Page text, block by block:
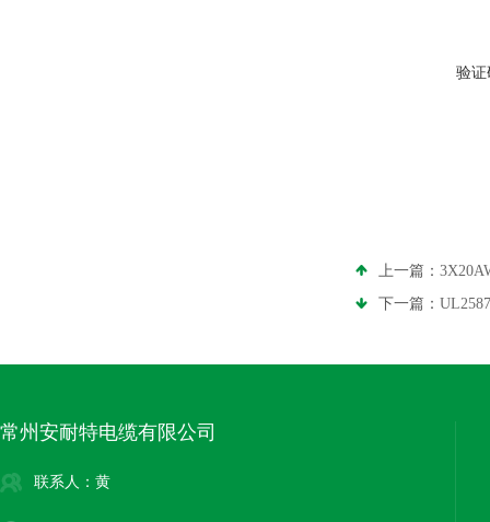
验证
上一篇：
下一篇：
常州安耐特电缆有限公司
联系人：黄